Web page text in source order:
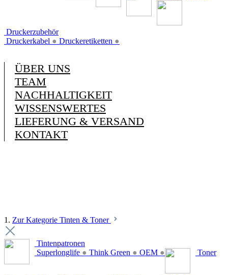
Druckerzubehör
Druckerkabel ● Druckeretiketten ●
ÜBER UNS
TEAM
NACHHALTIGKEIT
WISSENSWERTES
LIEFERUNG & VERSAND
KONTAKT
1. Zur Kategorie Tinten & Toner
Tintenpatronen
Superlonglife ● Think Green ● OEM ● Toner